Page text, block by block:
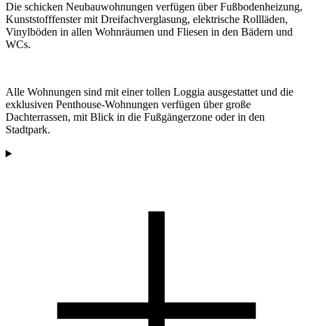
Die schicken Neubauwohnungen verfügen über Fußbodenheizung,
Kunststofffenster mit Dreifachverglasung, elektrische Rollläden,
Vinylböden in allen Wohnräumen und Fliesen in den Bädern und
WCs.
Alle Wohnungen sind mit einer tollen Loggia ausgestattet und die
exklusiven Penthouse-Wohnungen verfügen über große
Dachterrassen, mit Blick in die Fußgängerzone oder in den
Stadtpark.